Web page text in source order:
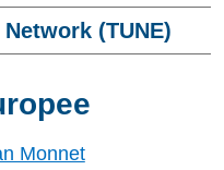
(TUNE)
Monnet